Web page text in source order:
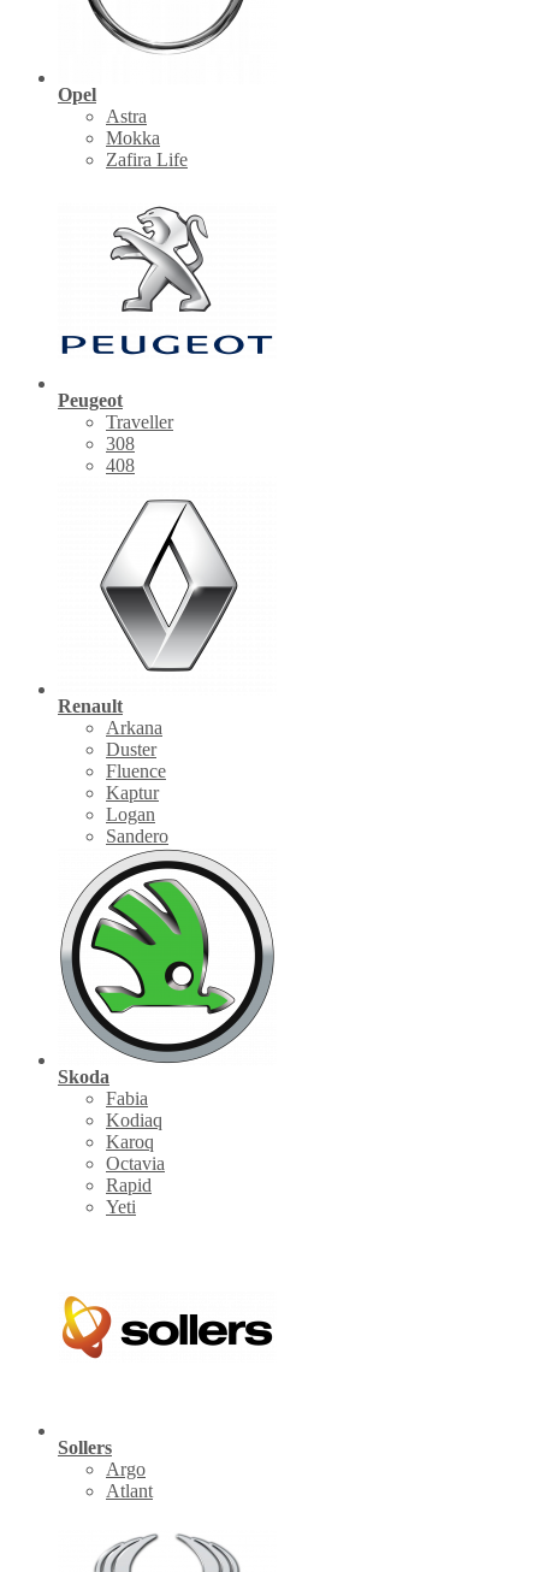
Opel
Astra
Mokka
Zafira Life
Peugeot
Traveller
308
408
Renault
Arkana
Duster
Fluence
Kaptur
Logan
Sandero
Skoda
Fabia
Kodiaq
Karoq
Octavia
Rapid
Yeti
Sollers
Argo
Atlant